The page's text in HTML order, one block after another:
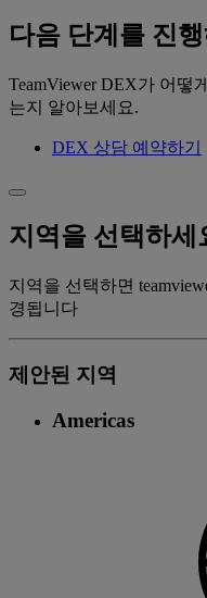
다음 단계를 진
TeamViewer DEX가 어떻
는지 알아보세요.
DEX 상담 예약하기
지역을 선택하세
지역을 선택하면
경됩니다
제안된 지역
Americas